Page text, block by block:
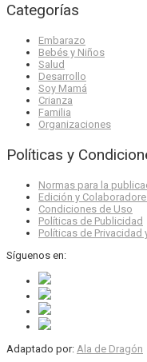
Categorías
Embarazo
Bebés y Niños
Salud
Desarrollo
Soy Mamá
Crianza
Familia
Organizaciones
Políticas y
Normas para la
Edición y
Condiciones de Uso
Políticas de Publicidad
Políticas de Privacidad
Síguenos en:
Adaptado por: Ala de Dragón